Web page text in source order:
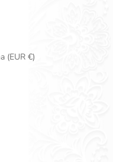
(EUR €)